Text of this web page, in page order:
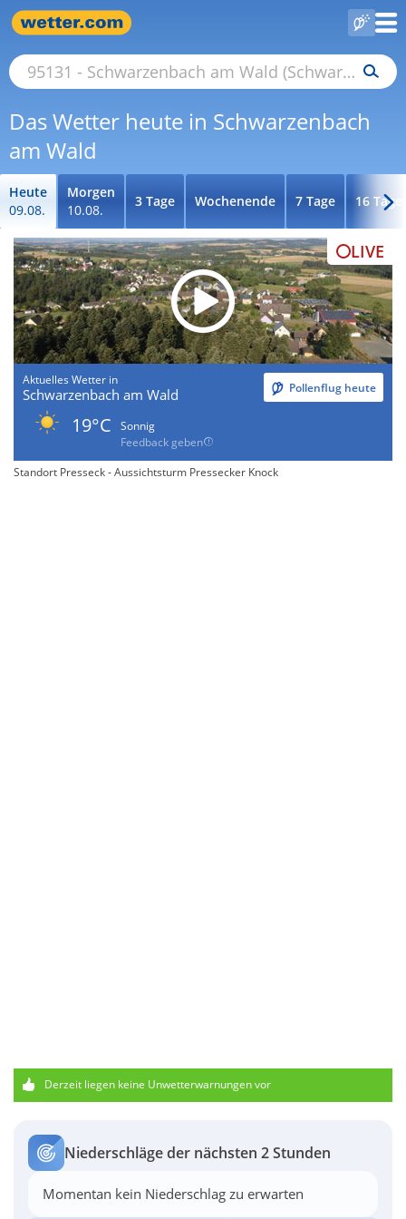
Das Wetter heute in Schwarzenbach
am Wald
Heute
09.08.
Morgen
10.08.
3 Tage Wochenende 7 Tage 16 Tage
LIVE
Aktuelles Wetter in
Schwarzenbach am Wald Pollenflug heute
19°C
Sonnig
Feedback geben
Standort Presseck - Aussichtsturm Pressecker Knock
Derzeit liegen keine Unwetterwarnungen vor
Niederschläge der nächsten 2 Stunden
Momentan kein Niederschlag zu erwarten